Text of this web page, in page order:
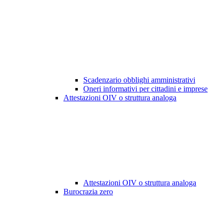
Scadenzario obblighi amministrativi
Oneri informativi per cittadini e imprese
Attestazioni OIV o struttura analoga
Attestazioni OIV o struttura analoga
Burocrazia zero